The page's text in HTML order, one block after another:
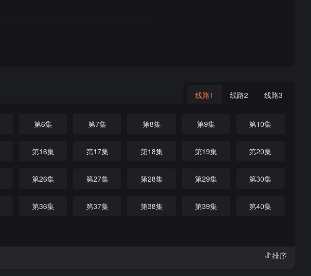
线路1 线路2 线路3
第6集 第7集 第8集 第9集 第10集
第16集 第17集 第18集 第19集 第20集
第26集 第27集 第28集 第29集 第30集
第36集 第37集 第38集 第39集 第40集
排序